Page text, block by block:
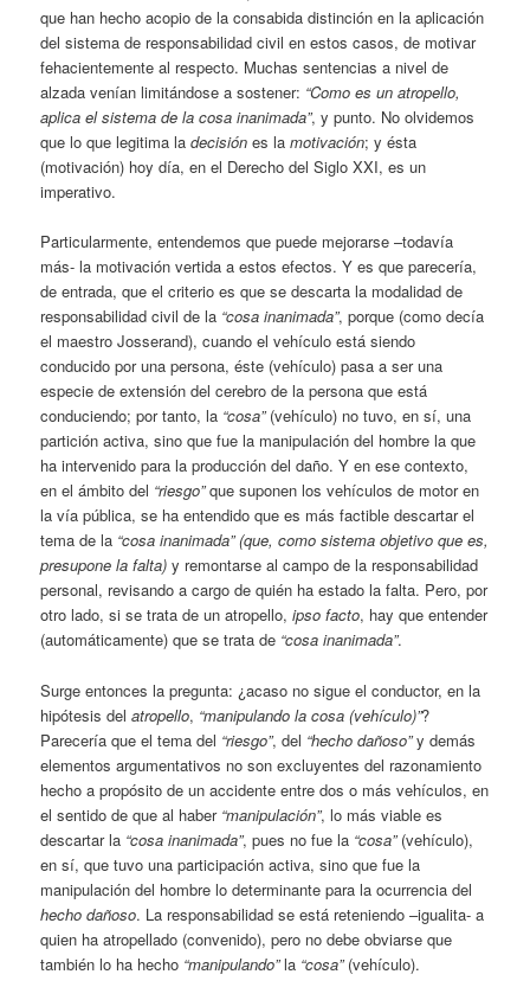
que han hecho acopio de la consabida distinción en la aplicación
del sistema de responsabilidad civil en estos casos, de motivar
fehacientemente al respecto. Muchas sentencias a nivel de
alzada venían limitándose a sostener: “Como es un atropello,
aplica el sistema de la cosa inanimada”, y punto. No olvidemos
que lo que legitima ladecisión es lamotivación; y ésta
(motivación) hoy día, en el Derecho del Siglo XXI, es un
imperativo.
Particularmente, entendemos que puede mejorarse –todavía
más- la motivación vertida a estos efectos. Y es que parecería,
de entrada, que el criterio es que se descarta la modalidad de
responsabilidad civil de la “cosa inanimada”, porque (como decía
el maestro Josserand), cuando el vehículo está siendo
conducido por una persona, éste (vehículo) pasa a ser una
especie de extensión del cerebro de la persona que está
conduciendo; por tanto, la “cosa”(vehículo) no tuvo, en sí, una
partición activa, sino que fue la manipulación del hombre la que
ha intervenido para la producción del daño. Y en ese contexto,
en el ámbito del “riesgo”que suponen los vehículos de motor en
la vía pública, se ha entendido que es más factible descartar el
tema de la “cosa inanimada” (que, como sistema objetivo que es,
presupone la falta) y remontarse al campo de la responsabilidad
personal, revisando a cargo de quién ha estado la falta. Pero, por
otro lado, si se trata de un atropello,ipso facto, hay que entender
(automáticamente) que se trata de “cosa inanimada”.
Surge entonces la pregunta: ¿acaso no sigue el conductor, en la
hipótesis delatropello, “manipulando la cosa (vehículo)”?
Parecería que el tema del “riesgo”, del “hecho dañoso”y demás
elementos argumentativos no son excluyentes del razonamiento
hecho a propósito de un accidente entre dos o más vehículos, en
el sentido de que al haber “manipulación”, lo más viable es
descartar la “cosa inanimada”, pues no fue la “cosa”(vehículo),
en sí, que tuvo una participación activa, sino que fue la
manipulación del hombre lo determinante para la ocurrencia del
hecho dañoso. La responsabilidad se está reteniendo –igualita- a
quien ha atropellado (convenido), pero no debe obviarse que
también lo ha hecho “manipulando”la “cosa”(vehículo).